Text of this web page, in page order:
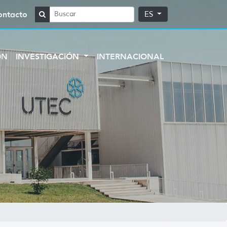
ES
INVESTIGACIÓN INTERNACIONAL